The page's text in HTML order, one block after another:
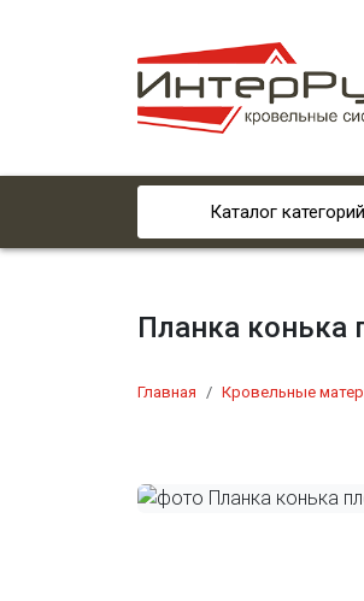
Каталог категорий
Планка конька
Главная Кровельные